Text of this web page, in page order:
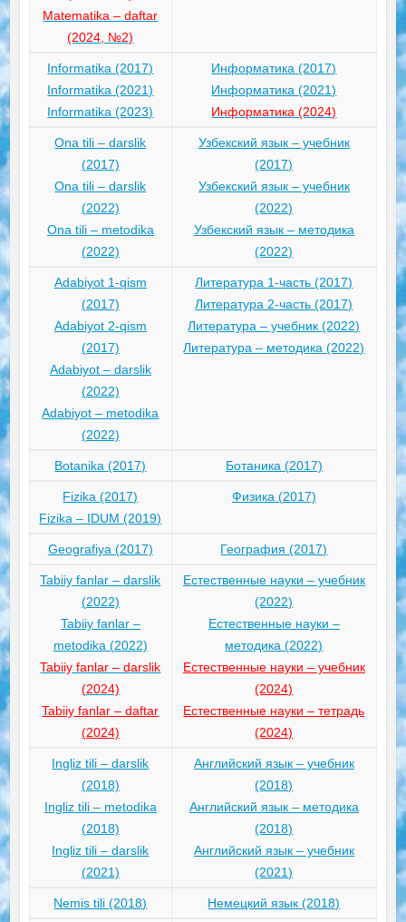
Matematika – daftar
(2024, №2)
Informatika (2017)
Informatika (2021)
Informatika (2023)
Информатика (2017)
Информатика (2021)
Информатика (2024)
Ona tili – darslik
(2017)
Ona tili – darslik
(2022)
Ona tili – metodika
(2022)
Узбекский язык – учебник
(2017)
Узбекский язык – учебник
(2022)
Узбекский язык – методика
(2022)
Adabiyot 1-qism
(2017)
Adabiyot 2-qism
(2017)
Adabiyot – darslik
(2022)
Adabiyot – metodika
(2022)
Литература 1-часть (2017)
Литература 2-часть (2017)
Литература – учебник (2022)
Литература – методика (2022)
Botanika (2017) Ботаника (2017)
Fizika (2017)
Fizika – IDUM (2019)
Физика (2017)
Geografiya (2017) География (2017)
Tabiiy fanlar – darslik
(2022)
Tabiiy fanlar –
metodika (2022)
Tabiiy fanlar – darslik
(2024)
Tabiiy fanlar – daftar
(2024)
Естественные науки – учебник
(2022)
Естественные науки –
методика (2022)
Естественные науки – учебник
(2024)
Естественные науки – тетрадь
(2024)
Ingliz tili – darslik
(2018)
Ingliz tili – metodika
(2018)
Ingliz tili – darslik
(2021)
Английский язык – учебник
(2018)
Английский язык – методика
(2018)
Английский язык – учебник
(2021)
Nemis tili (2018) Немецкий язык (2018)